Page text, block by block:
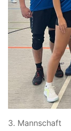
3. Mannschaft